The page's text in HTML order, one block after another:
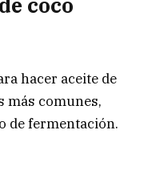
coco
hacer aceite de
más comunes,
de fermentación.